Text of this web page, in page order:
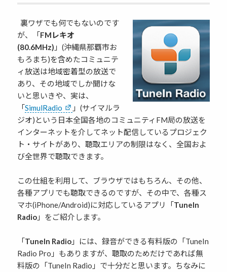
裏ワザでも何でもないのです
が、「FMレキオ
(80.6MHz) 」(沖縄県那覇市お
もろまち)を含めたコミュニテ
ィ放送は地域密着型の放送で
あり、その地域でしか聞けな
いと思いきや、実は、
「SimulRadio
」(サイマルラ
ジオ)という日本全国各地のコミュニティFM局の放送を
インターネットを介してネット配信しているプロジェク
ト・サイトがあり、聴取エリアの制限はなく、全国およ
び全世界で聴取できます。
この仕組を利用して、ブラウザではもちろん、その他、
各種アプリでも聴取できるのですが、その中で、各種ス
マホ(iPhone/Android)に対応しているアプリ「TuneIn
Radio 」をご紹介します。
「TuneIn Radio 」には、録音ができる有料版の「TuneIn
Radio Pro」もありますが、聴取のためだけであれば無
料版の「TuneIn Radio」で十分だと思います。ちなみに